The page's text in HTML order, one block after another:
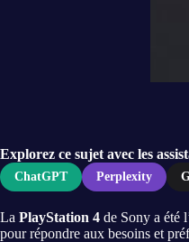
Explorez ce sujet avec les
ChatGPT Perplexity
La PlayStation 4 de Sony a été
pour répondre aux besoins et